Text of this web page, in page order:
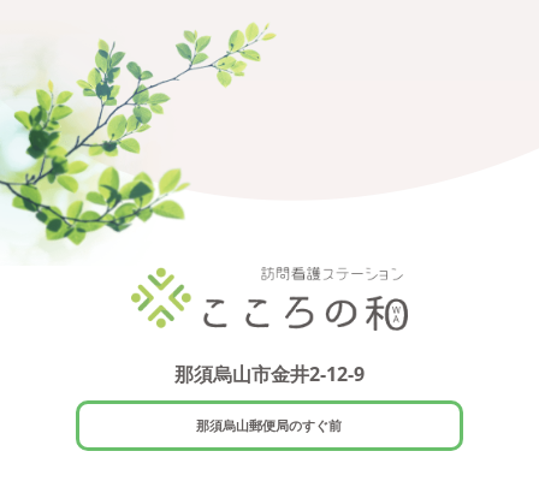
那須烏山市金井2-12-9
那須烏山郵便局のすぐ前